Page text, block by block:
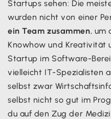
Startups sehen: Die
wurden nicht von einer
ein Team zusammen, um
Knowhow und Kreativität
Startup im Software-
vielleicht IT-Spezialisten
selbst zwar
selbst nicht so gut im
du auf den Zug der